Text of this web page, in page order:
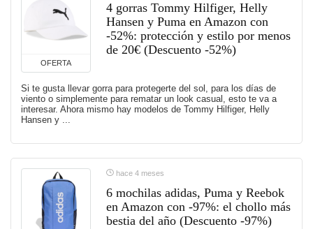
OFERTA
4 gorras Tommy Hilfiger, Helly
Hansen y Puma en Amazon con
-52%: protección y estilo por menos
de 20€ (Descuento -52%)
Si te gusta llevar gorra para protegerte del sol, para los días de
viento o simplemente para rematar un look casual, esto te va a
interesar. Ahora mismo hay modelos de Tommy Hilfiger, Helly
Hansen y ...
hace 4 meses
6 mochilas adidas, Puma y Reebok
en Amazon con -97%: el chollo más
bestia del año (Descuento -97%)